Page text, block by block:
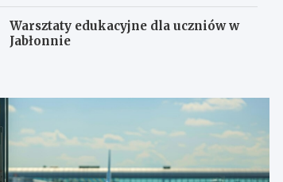
Warsztaty edukacyjne dla uczniów w
Jabłonnie